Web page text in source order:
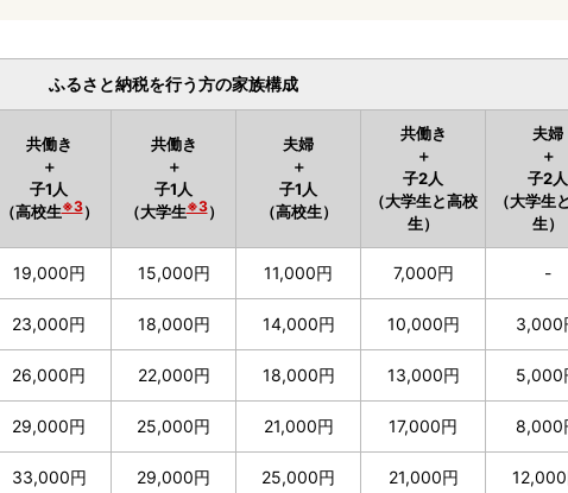
ふるさと納税を行う方の家族構成
共働き
＋
子1人
（高校生※3）
共働き
＋
子1人
（大学生※3）
夫婦
＋
子1人
（高校生）
共働き
＋
子2人
（大学生と高校
生）
夫婦
＋
子2人
（大学生
生）
19,000円 15,000円 11,000円 7,000円 -
23,000円 18,000円 14,000円 10,000円 3,000
26,000円 22,000円 18,000円 13,000円 5,000
29,000円 25,000円 21,000円 17,000円 8,000
33,000円 29,000円 25,000円 21,000円